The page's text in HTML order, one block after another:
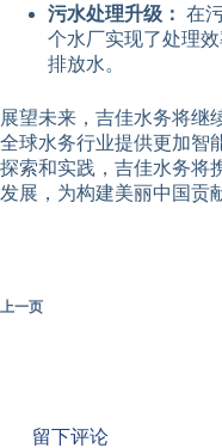
污水处理升级： 在
个水厂实现了处理
排放水。
展望未来，吉佳水务将继
全球水务行业提供更加智
探索和实践，吉佳水务将
发展，为构建美丽中国贡
上一页
留下评论